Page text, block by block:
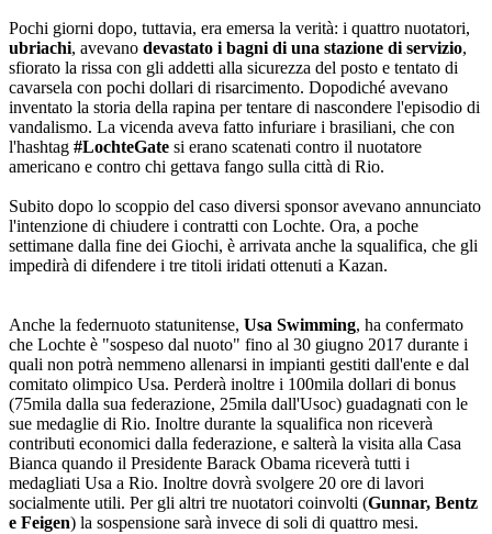
Pochi giorni dopo, tuttavia, era emersa la verità: i quattro nuotatori,
ubriachi, avevano devastato i bagni di una stazione di servizio,
sfiorato la rissa con gli addetti alla sicurezza del posto e tentato di
cavarsela con pochi dollari di risarcimento. Dopodiché avevano
inventato la storia della rapina per tentare di nascondere l'episodio di
vandalismo. La vicenda aveva fatto infuriare i brasiliani, che con
l'hashtag #LochteGate si erano scatenati contro il nuotatore
americano e contro chi gettava fango sulla città di Rio.
Subito dopo lo scoppio del caso diversi sponsor avevano annunciato
l'intenzione di chiudere i contratti con Lochte. Ora, a poche
settimane dalla fine dei Giochi, è arrivata anche la squalifica, che gli
impedirà di difendere i tre titoli iridati ottenuti a Kazan.
Anche la federnuoto statunitense, Usa Swimming, ha confermato
che Lochte è "sospeso dal nuoto" fino al 30 giugno 2017 durante i
quali non potrà nemmeno allenarsi in impianti gestiti dall'ente e dal
comitato olimpico Usa. Perderà inoltre i 100mila dollari di bonus
(75mila dalla sua federazione, 25mila dall'Usoc) guadagnati con le
sue medaglie di Rio. Inoltre durante la squalifica non riceverà
contributi economici dalla federazione, e salterà la visita alla Casa
Bianca quando il Presidente Barack Obama riceverà tutti i
medagliati Usa a Rio. Inoltre dovrà svolgere 20 ore di lavori
socialmente utili. Per gli altri tre nuotatori coinvolti (Gunnar, Bentz
e Feigen) la sospensione sarà invece di soli di quattro mesi.